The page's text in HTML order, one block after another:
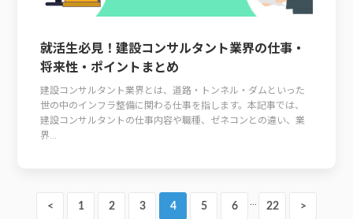
就活生必見！建設コンサルタント業界の仕事・
将来性・ポイントまとめ
建設コンサルタント業界とは、道路・トンネル・ダムといった
世の中のインフラ整備に関わる仕事を指します。本記事では、
建設コンサルタントの仕事内容や職種、ゼネコンとの違い、業
界...
< 1 2 3 4 5 6 … 22 >